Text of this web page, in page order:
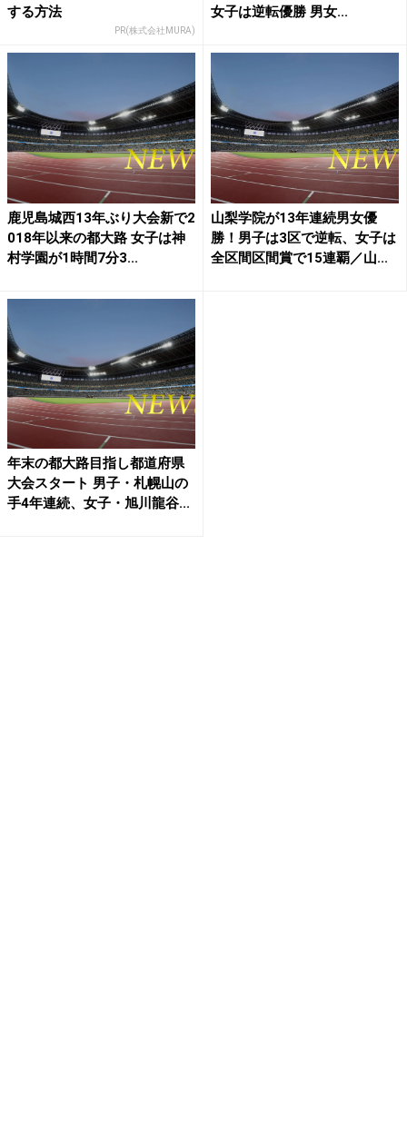
する方法
PR(株式会社MURA)
女子は逆転優勝 男女...
鹿児島城西13年ぶり大会新で2
018年以来の都大路 女子は神
村学園が1時間7分3...
山梨学院が13年連続男女優
勝！男子は3区で逆転、女子は
全区間区間賞で15連覇／山...
年末の都大路目指し都道府県
大会スタート 男子・札幌山の
手4年連続、女子・旭川龍谷...